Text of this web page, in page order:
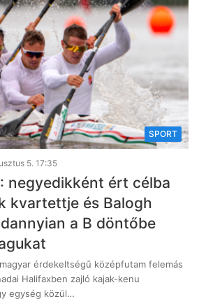
SPORT
5. 17:35
negyedikként ért célba
kvartettje és Balogh
a B döntőbe
érdekeltségű középfutam felemás
Halifaxben zajló kajak-kenu
egység közül…